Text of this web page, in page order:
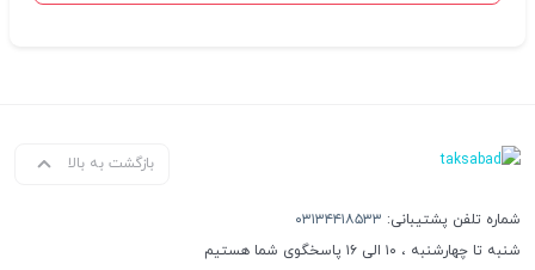
بازگشت به بالا
شماره تلفن پشتیبانی: ۰۳۱۳۴۴۱۸۵۳۳
شنبه تا چهارشنبه ، ۱۰ الی ۱۶ پاسخگوی شما هستیم